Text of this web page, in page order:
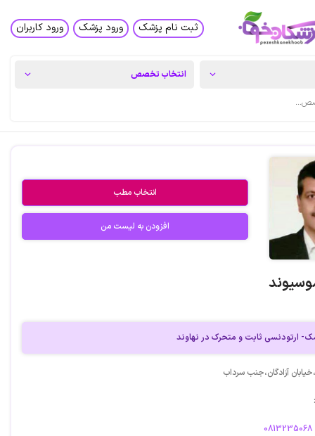
ثبت نام پزشک ورود پزشک ورود کاربران
انتخاب مطب
افزودن به لیست من
ارتودنسی ثابت و متحرک در نهاوند
آزادگان،جنب سرداب
0813235068